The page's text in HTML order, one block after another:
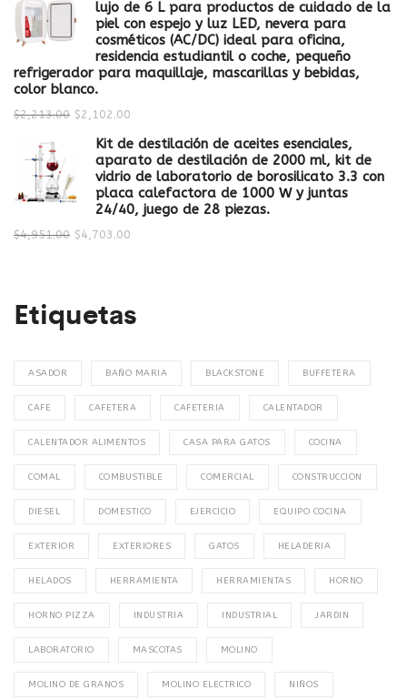
lujo de 6 L para productos de cuidado de la
piel con espejo y luz LED, nevera para
cosméticos (AC/DC) ideal para oficina,
residencia estudiantil o coche, pequeño
refrigerador para maquillaje, mascarillas y bebidas,
color blanco.
$2,213.00 $2,102.00
Kit de destilación de aceites esenciales,
aparato de destilación de 2000 ml, kit de
vidrio de laboratorio de borosilicato 3.3 con
placa calefactora de 1000 W y juntas
24/40, juego de 28 piezas.
$4,951.00 $4,703.00
Etiquetas
ASADOR BAÑO MARIA BLACKSTONE BUFFETERA
CAFE CAFETERA CAFETERIA CALENTADOR
CALENTADOR ALIMENTOS CASA PARA GATOS COCINA
COMAL COMBUSTIBLE COMERCIAL CONSTRUCCION
DIESEL DOMESTICO EJERCICIO EQUIPO COCINA
EXTERIOR EXTERIORES GATOS HELADERIA
HELADOS HERRAMIENTA HERRAMIENTAS HORNO
HORNO PIZZA INDUSTRIA INDUSTRIAL JARDIN
LABORATORIO MASCOTAS MOLINO
MOLINO DE GRANOS MOLINO ELECTRICO NIÑOS